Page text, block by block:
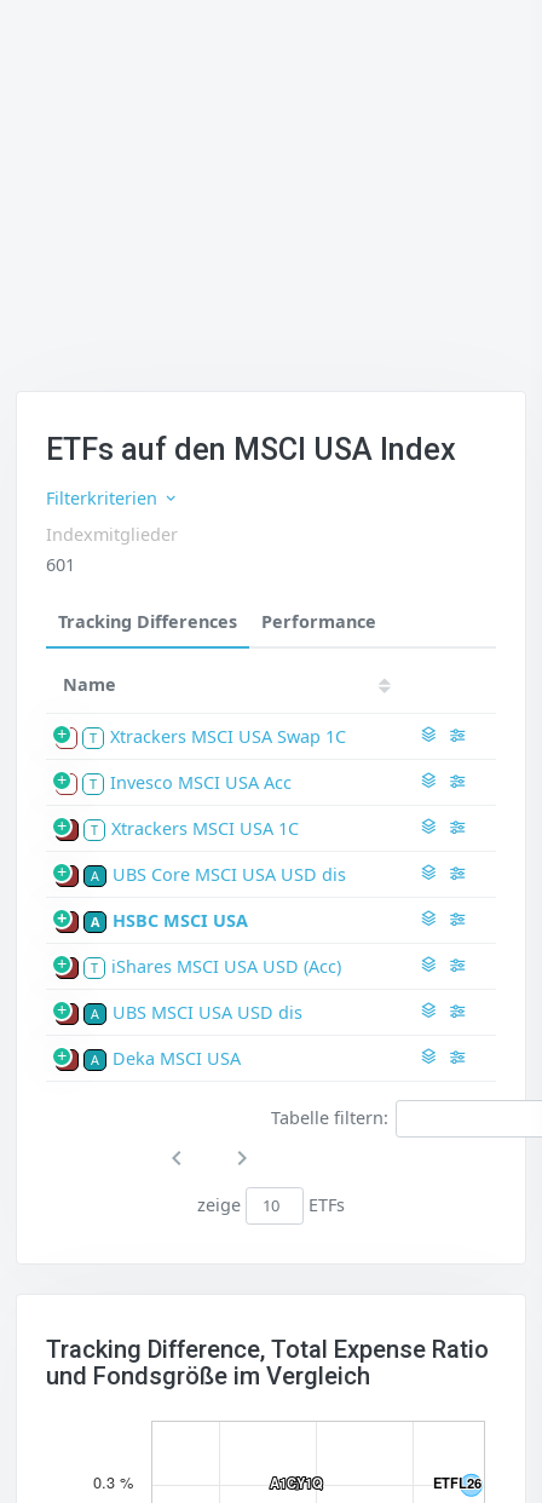
ETFs auf den MSCI USA Index
Filterkriterien
Indexmitglieder
601
Tracking Differences Performance
Name
S T Xtrackers MSCI USA Swap 1C
S T Invesco MSCI USA Acc
P T Xtrackers MSCI USA 1C
P A UBS Core MSCI USA USD dis
P A HSBC MSCI USA
P T iShares MSCI USA USD (Acc)
P A UBS MSCI USA USD dis
P A Deka MSCI USA
Tabelle filtern:
zeige ETFs
Tracking Difference, Total Expense Ratio
und Fondsgröße im Vergleich
ETFL26
ETFL26
A1CY1Q
A1CY1Q
0.3 %